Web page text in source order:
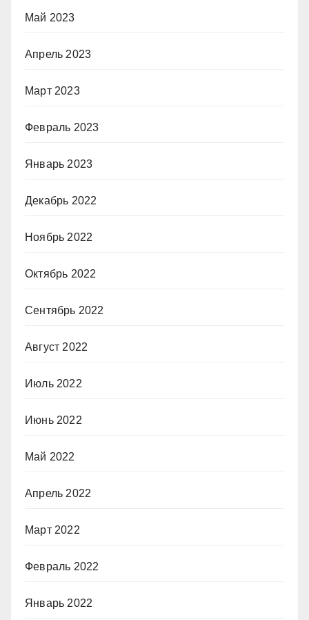
Май 2023
Апрель 2023
Март 2023
Февраль 2023
Январь 2023
Декабрь 2022
Ноябрь 2022
Октябрь 2022
Сентябрь 2022
Август 2022
Июль 2022
Июнь 2022
Май 2022
Апрель 2022
Март 2022
Февраль 2022
Январь 2022